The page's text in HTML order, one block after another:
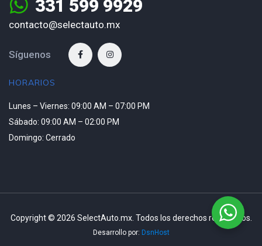
HORARIOS
Lunes – Viernes: 09:00 AM – 07:00 PM
Sábado: 09:00 AM – 02:00 PM
Domingo: Cerrado
331 599 9929
contacto@selectauto.mx
Síguenos
Copyright © 2026 SelectAuto.mx. Todos los derechos reservados.
Desarrollo por: DsnHost